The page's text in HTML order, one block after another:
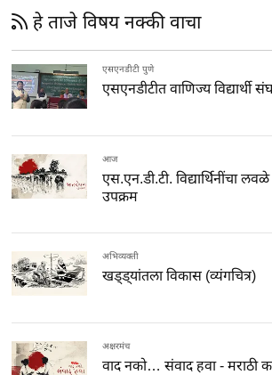
हे ताजे विषय नक्की वाचा
एसएनडीटी पुणे
एसएनडीटीत वाणिज्य विद्यार्थी
आज
एस.एन.डी.टी. विद्यार्थिनींचा
उपक्रम
अभिव्यक्ती
खड्ड्यांतला विकास (व्यंगचित्र)
अक्षरमंच
वाद नको… संवाद हवा - मराठी